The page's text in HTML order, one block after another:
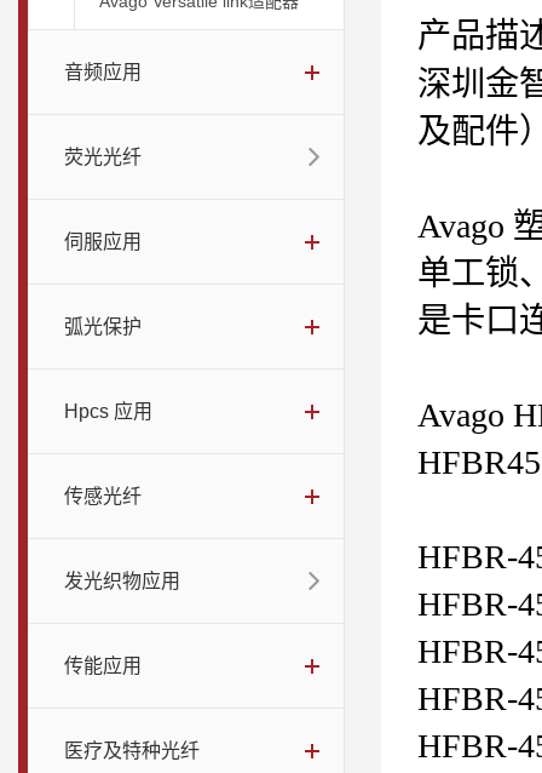
音频应用
荧光光纤
伺服应用
弧光保护
Hpcs 应用
传感光纤
发光织物应用
传能应用
医疗及特种光纤
产品描
深圳金
及配件
Avago
单工锁
是卡口
Avago
HFBR-
HFBR-
HFBR-
HFBR-
HFBR-